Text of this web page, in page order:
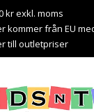
kr exkl. moms
kommer från EU
till outletpriser